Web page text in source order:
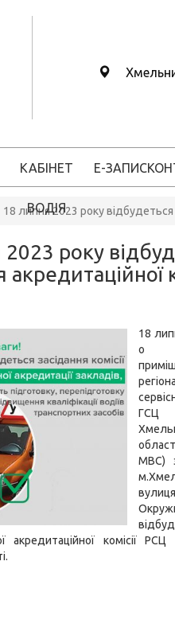
КАБІНЕТ
ВОДІЯ
Е-ЗАПИС
18 липня 2023 року відбудеться
року
акредитаційної
18
о
МВС)
акредитаційної комісії